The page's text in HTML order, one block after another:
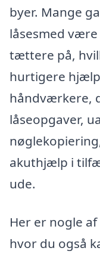
byer. Mange
låsesmed
tættere på,
hurtigere
håndværkere,
låseopgaver,
akuthjælp i
ude.
Her er nogle
hvor du også